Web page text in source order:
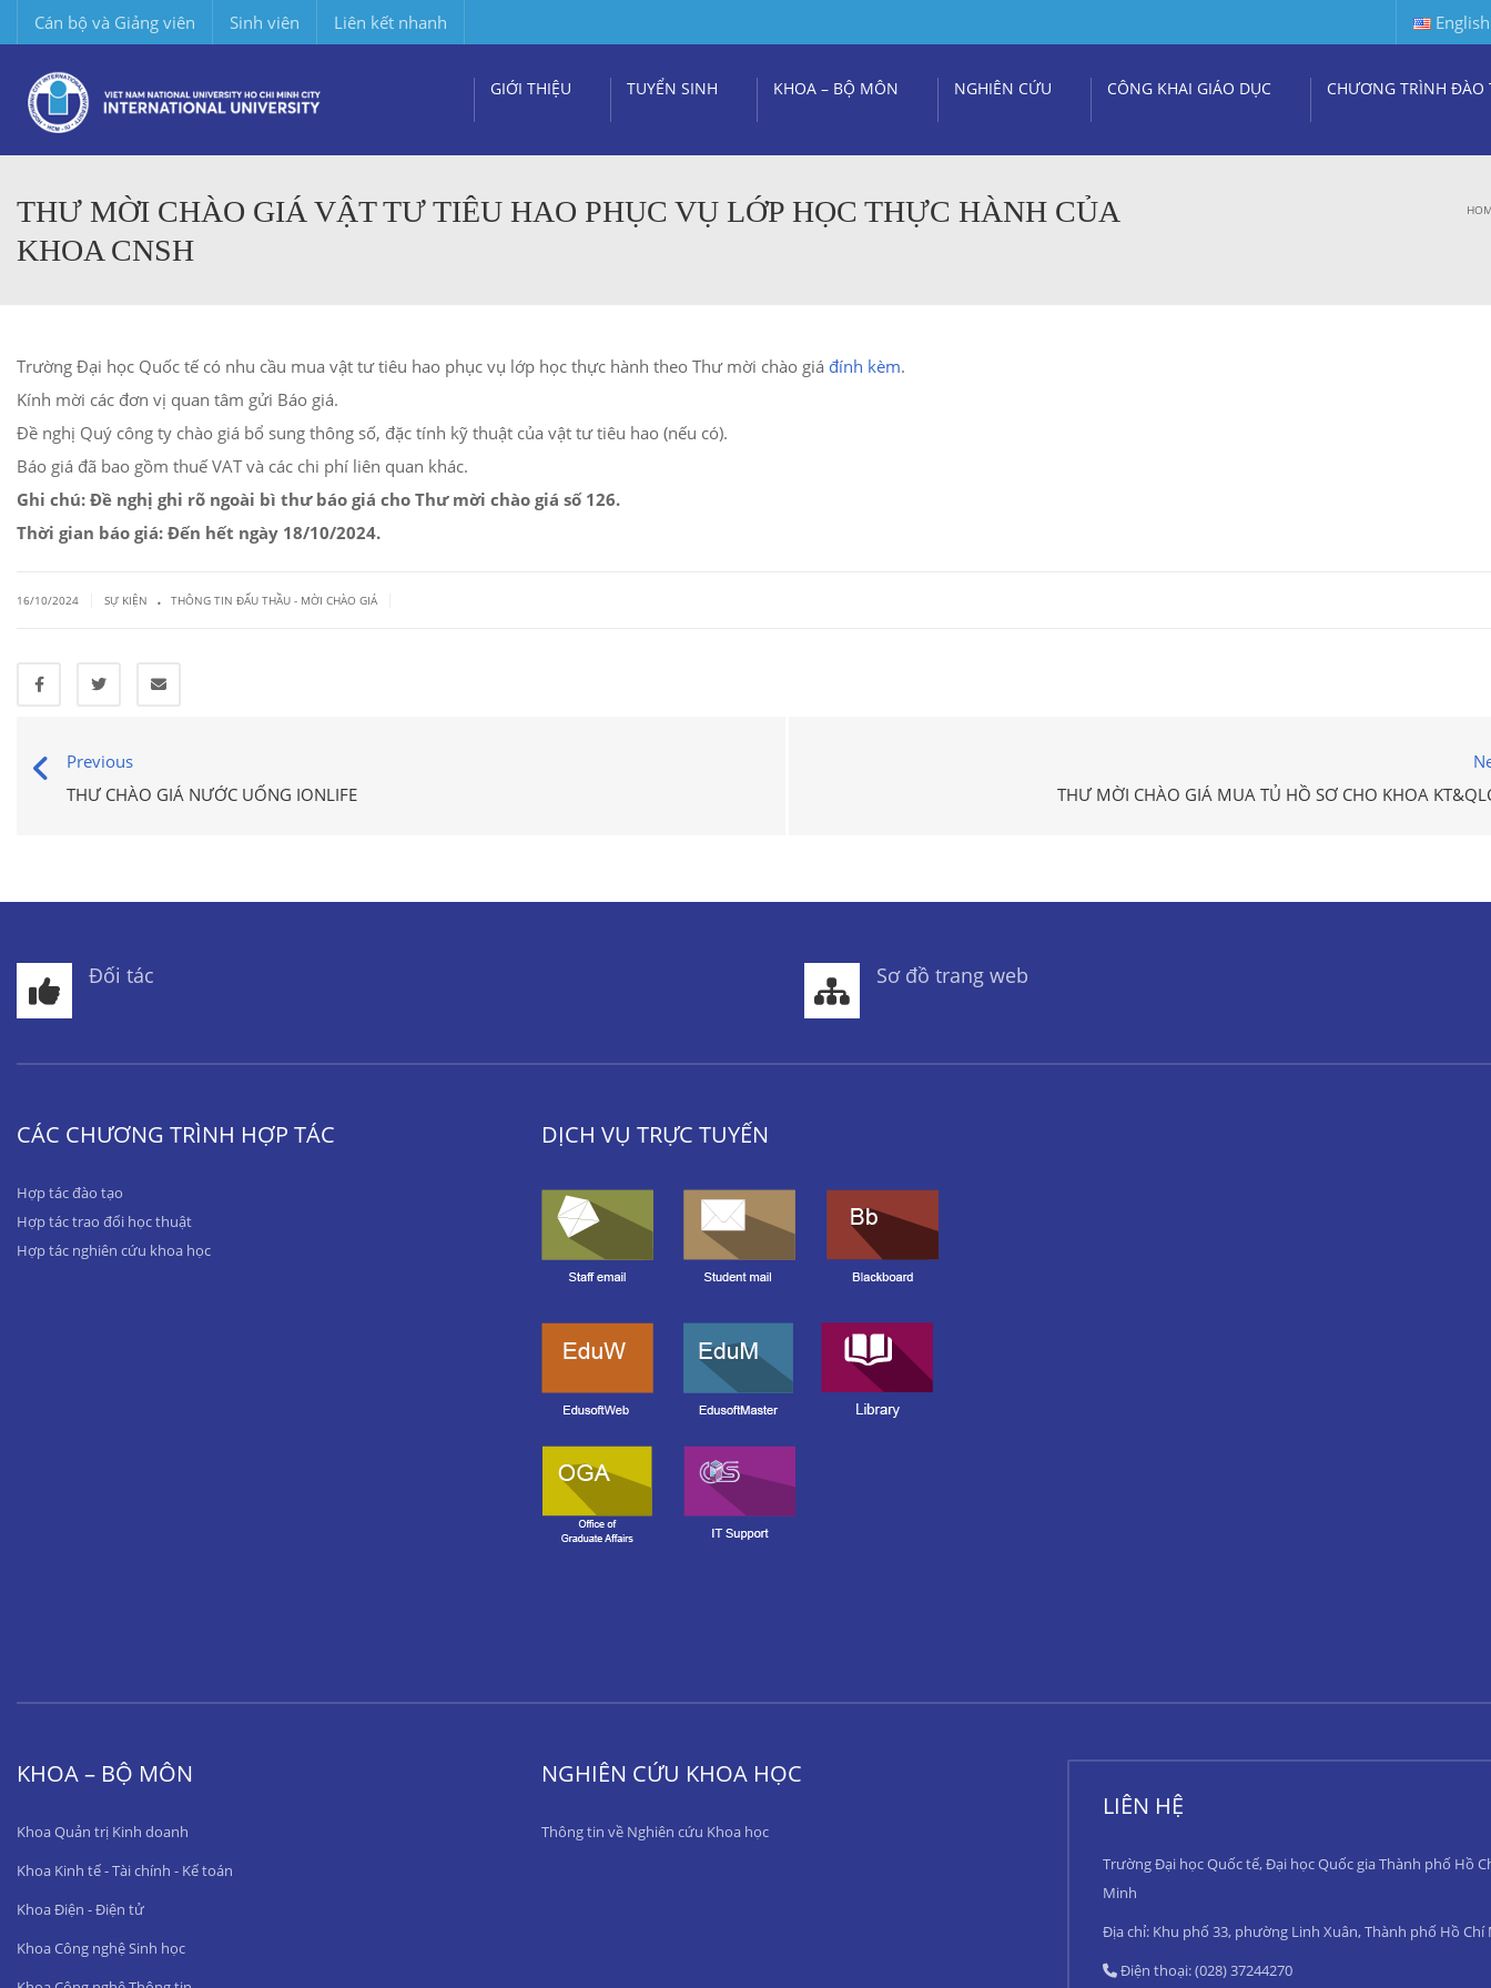
Cán bộ và Giảng viên Sinh viên Liên kết nhanh English
GIỚI THIỆU TUYỂN SINH KHOA – BỘ MÔN NGHIÊN CỨU CÔNG KHAI GIÁO DỤC CHƯƠNG TRÌNH ĐÀO
THƯ MỜI CHÀO GIÁ VẬT TƯ TIÊU HAO PHỤC VỤ LỚP HỌC THỰC HÀNH CỦA
KHOA CNSH
Trường Đại học Quốc tế có nhu cầu mua vật tư tiêu hao phục vụ lớp học thực hành theo Thư mời chào giá đính kèm.
Kính mời các đơn vị quan tâm gửi Báo giá.
Đề nghị Quý công ty chào giá bổ sung thông số, đặc tính kỹ thuật của vật tư tiêu hao (nếu có).
Báo giá đã bao gồm thuế VAT và các chi phí liên quan khác.
Ghi chú: Đề nghị ghi rõ ngoài bì thư báo giá cho Thư mời chào giá số 126.
Thời gian báo giá: Đến hết ngày 18/10/2024.
16/10/2024 SỰ KIỆN . THÔNG TIN ĐẤU THẦU - MỜI CHÀO GIÁ
Previous
THƯ CHÀO GIÁ NƯỚC UỐNG IONLIFE
THƯ MỜI CHÀO GIÁ MUA TỦ HỒ SƠ CHO KHOA
Đối tác Sơ đồ trang web
CÁC CHƯƠNG TRÌNH HỢP TÁC
Hợp tác đào tạo
Hợp tác trao đổi học thuật
Hợp tác nghiên cứu khoa học
DỊCH VỤ TRỰC TUYẾN
KHOA – BỘ MÔN
Khoa Quản trị Kinh doanh
Khoa Kinh tế - Tài chính - Kế toán
Khoa Điện - Điện tử
Khoa Công nghệ Sinh học
NGHIÊN CỨU KHOA HỌC
Thông tin về Nghiên cứu Khoa học
LIÊN HỆ
Trường Đại học Quốc tế, Đại học Quốc gia Thành phố Hồ
Minh
Địa chỉ: Khu phố 33, phường Linh Xuân, Thành phố Hồ Chí
Điện thoại: (028) 37244270